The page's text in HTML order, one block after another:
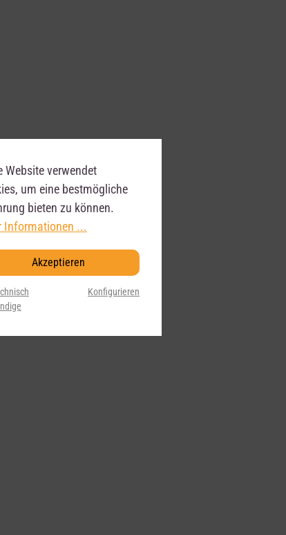
Website verwendet
um eine bestmögliche
bieten zu können.
Informationen ...
Akzeptieren
Konfigurieren